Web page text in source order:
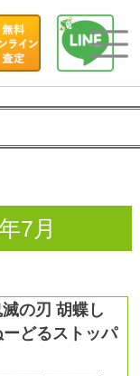
7月
の刃 胡蝶し
どるストッパ